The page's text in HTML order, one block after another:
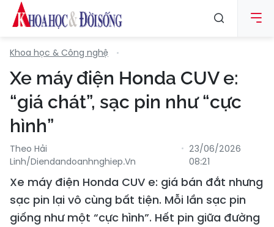
Khoa học & Công nghệ
Xe máy điện Honda CUV e:
“giá chát”, sạc pin như “cực
hình”
Theo Hải
Linh/diendandoanhnghiep.vn
23/06/2026
08:21
Xe máy điện Honda CUV e: giá bán đắt nhưng
sạc pin lại vô cùng bất tiện. Mỗi lần sạc pin
giống như một “cực hình”. Hết pin giữa đường